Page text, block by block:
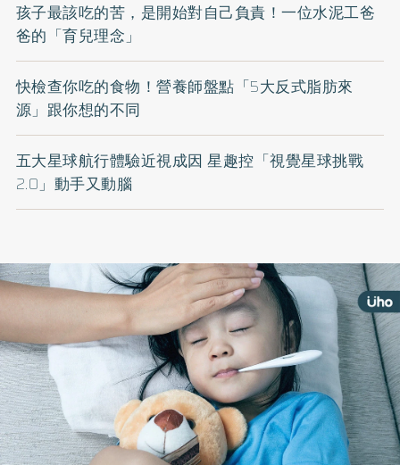
孩子最該吃的苦，是開始對自己負責！一位水泥工爸
爸的「育兒理念」
快檢查你吃的食物！營養師盤點「5大反式脂肪來
源」跟你想的不同
五大星球航行體驗近視成因 星趣控「視覺星球挑戰
2.0」動手又動腦